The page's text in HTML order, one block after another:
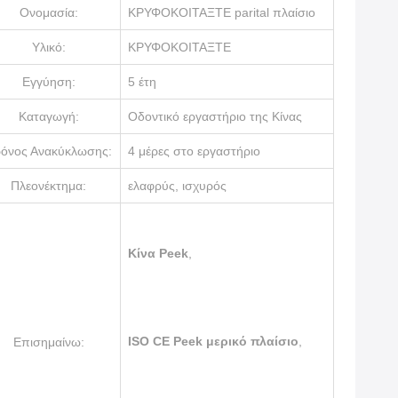
Ονομασία: ΚΡΥΦΟΚΟΙΤΑΞΤΕ parital πλαίσιο
Υλικό: ΚΡΥΦΟΚΟΙΤΑΞΤΕ
Εγγύηση: 5 έτη
Καταγωγή: Οδοντικό εργαστήριο της Κίνας
Ανακύκλωσης: 4 μέρες στο εργαστήριο
Πλεονέκτημα: ελαφρύς, ισχυρός
Επισημαίνω:
Κίνα Peek
ISO CE Peek μερικό πλαίσιο